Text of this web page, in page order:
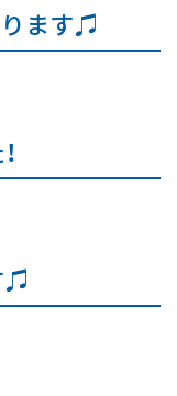
ます♫
♫